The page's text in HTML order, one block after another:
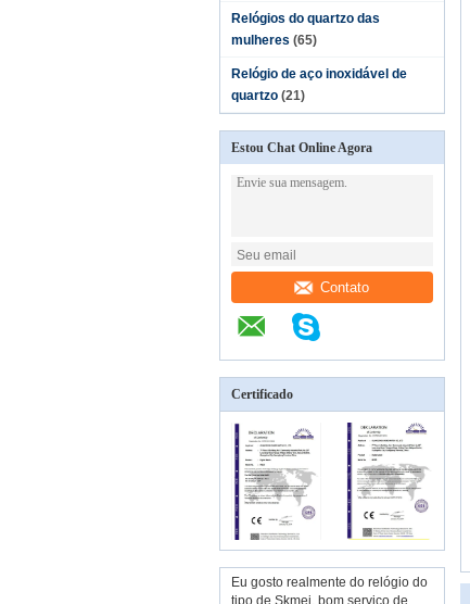
Relógios do quartzo das
mulheres (65)
Relógio de aço inoxidável de
quartzo (21)
Estou Chat Online Agora
Contato
Certificado
Eu gosto realmente do relógio do
tipo de Skmei, bom serviço de